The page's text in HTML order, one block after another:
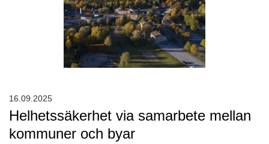
Helhetssäkerhet via samarbete mellan
kommuner och byar
16.09.2025